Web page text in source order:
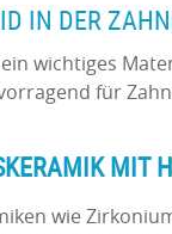
IN DER
wichtiges
für
MIT
wie